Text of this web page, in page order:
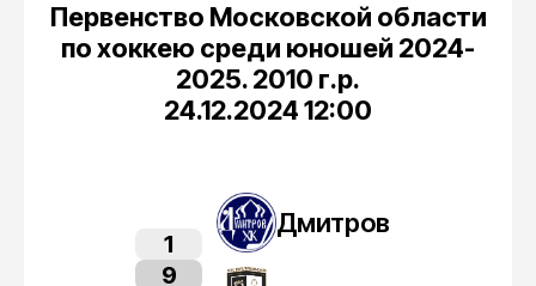
Первенство Московской области
по хоккею среди юношей 2024-
2025. 2010 г.р.
24.12.2024 12:00
Дмитров
1
9